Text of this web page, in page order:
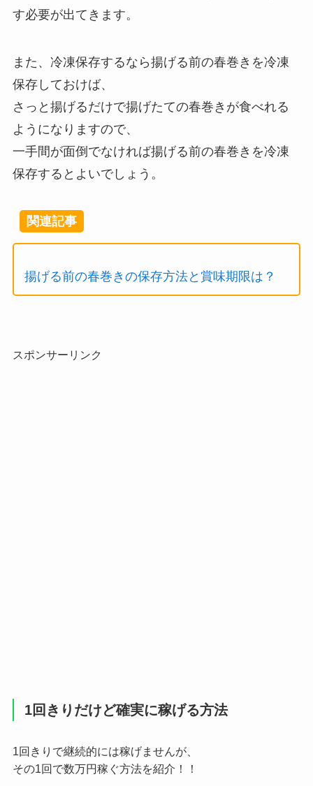
す必要が出てきます。
また、冷凍保存するなら揚げる前の春巻きを冷凍
保存しておけば、
さっと揚げるだけで揚げたての春巻きが食べれる
ようになりますので、
一手間が面倒でなければ揚げる前の春巻きを冷凍
保存するとよいでしょう。
関連記事
揚げる前の春巻きの保存方法と賞味期限は？
スポンサーリンク
1回きりだけど確実に稼げる方法
1回きりで継続的には稼げませんが、
その1回で数万円稼ぐ方法を紹介！！